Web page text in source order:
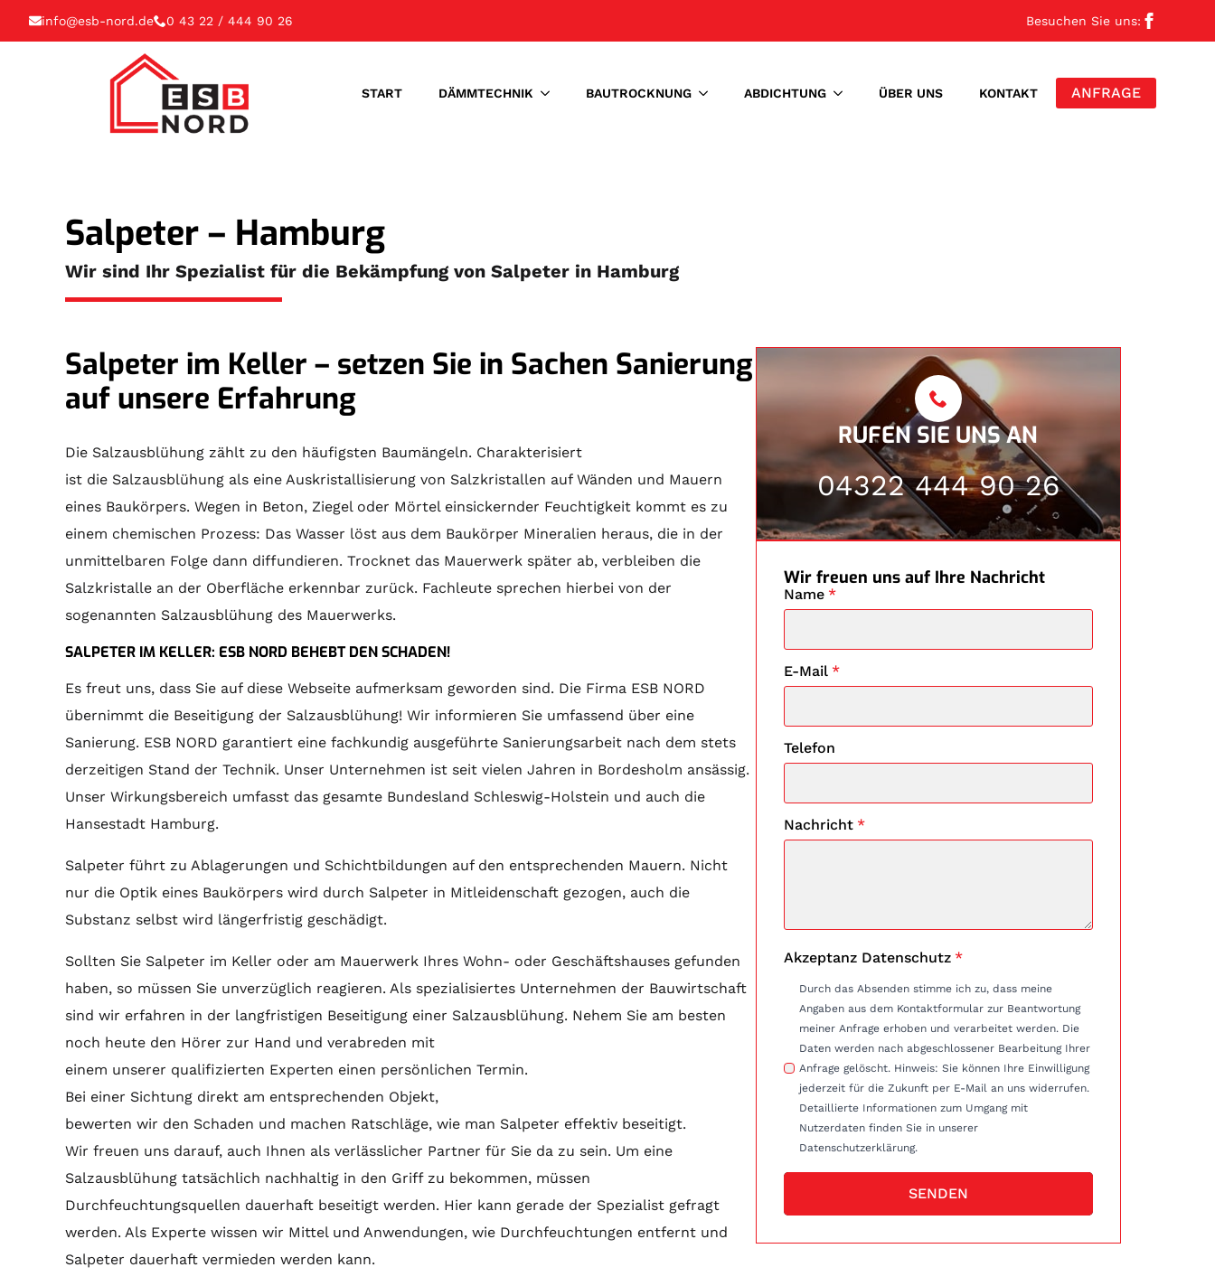
info@esb-nord.de 0 43 22 / 444 90 26 Besuchen Sie uns:
START DÄMMTECHNIK BAUTROCKNUNG ABDICHTUNG ÜBER UNS KONTAKT ANFRAGE
Salpeter – Hamburg
Wir sind Ihr Spezialist für die Bekämpfung von Salpeter in Hamburg
Salpeter im Keller – setzen Sie in Sachen Sanierung
auf unsere Erfahrung
Die Salzausblühung zählt zu den häufigsten Baumängeln. Charakterisiert
ist die Salzausblühung als eine Auskristallisierung von Salzkristallen auf Wänden und Mauern
eines Baukörpers. Wegen in Beton, Ziegel oder Mörtel einsickernder Feuchtigkeit kommt es zu
einem chemischen Prozess: Das Wasser löst aus dem Baukörper Mineralien heraus, die in der
unmittelbaren Folge dann diffundieren. Trocknet das Mauerwerk später ab, verbleiben die
Salzkristalle an der Oberfläche erkennbar zurück. Fachleute sprechen hierbei von der
sogenannten Salzausblühung des Mauerwerks.
SALPETER IM KELLER: ESB NORD BEHEBT DEN SCHADEN!
Es freut uns, dass Sie auf diese Webseite aufmerksam geworden sind. Die Firma ESB NORD
übernimmt die Beseitigung der Salzausblühung! Wir informieren Sie umfassend über eine
Sanierung. ESB NORD garantiert eine fachkundig ausgeführte Sanierungsarbeit nach dem stets
derzeitigen Stand der Technik. Unser Unternehmen ist seit vielen Jahren in Bordesholm ansässig.
Unser Wirkungsbereich umfasst das gesamte Bundesland Schleswig-Holstein und auch die
Hansestadt Hamburg.
Salpeter führt zu Ablagerungen und Schichtbildungen auf den entsprechenden Mauern. Nicht
nur die Optik eines Baukörpers wird durch Salpeter in Mitleidenschaft gezogen, auch die
Substanz selbst wird längerfristig geschädigt.
Sollten Sie Salpeter im Keller oder am Mauerwerk Ihres Wohn- oder Geschäftshauses gefunden
haben, so müssen Sie unverzüglich reagieren. Als spezialisiertes Unternehmen der Bauwirtschaft
sind wir erfahren in der langfristigen Beseitigung einer Salzausblühung. Nehem Sie am besten
noch heute den Hörer zur Hand und verabreden mit
einem unserer qualifizierten Experten einen persönlichen Termin.
Bei einer Sichtung direkt am entsprechenden Objekt,
bewerten wir den Schaden und machen Ratschläge, wie man Salpeter effektiv beseitigt.
Wir freuen uns darauf, auch Ihnen als verlässlicher Partner für Sie da zu sein. Um eine
Salzausblühung tatsächlich nachhaltig in den Griff zu bekommen, müssen
Durchfeuchtungsquellen dauerhaft beseitigt werden. Hier kann gerade der Spezialist gefragt
werden. Als Experte wissen wir Mittel und Anwendungen, wie Durchfeuchtungen entfernt und
Salpeter dauerhaft vermieden werden kann.
RUFEN SIE UNS AN
04322 444 90 26
Wir freuen uns auf Ihre Nachricht
Name *
E-Mail *
Telefon
Nachricht *
Akzeptanz Datenschutz *
Durch das Absenden stimme ich zu, dass meine
Angaben aus dem Kontaktformular zur Beantwortung
meiner Anfrage erhoben und verarbeitet werden. Die
Daten werden nach abgeschlossener Bearbeitung Ihrer
Anfrage gelöscht. Hinweis: Sie können Ihre Einwilligung
jederzeit für die Zukunft per E-Mail an uns widerrufen.
Detaillierte Informationen zum Umgang mit
Nutzerdaten finden Sie in unserer
Datenschutzerklärung.
SENDEN